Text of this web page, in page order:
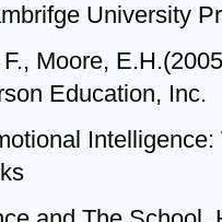
University
Moore,
Education, Inc.